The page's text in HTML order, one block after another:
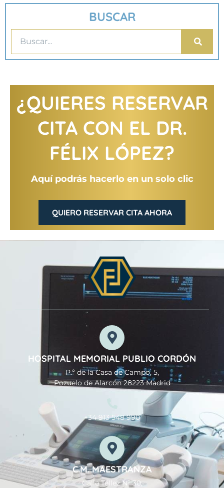
BUSCAR
¿QUIERES RESERVAR
CITA CON EL DR.
FÉLIX LÓPEZ?
Aquí podrás hacerlo en un solo clic
QUIERO RESERVAR CITA AHORA
HOSPITAL MEMORIAL PUBLIO CORDÓN
P.º de la Casa de Campo, 5,
Pozuelo de Alarcón 28223 Madrid
+34 913 548 990
C.M. MAESTRANZA
Calle Téllez Nº 30,